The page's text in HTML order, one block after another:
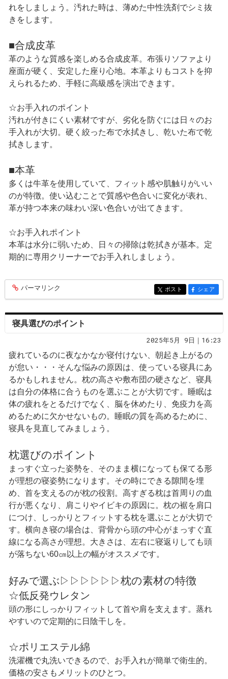
れをしましょう。汚れた時は、薄めた中性洗剤でシミ抜
きをします。
■合成皮革
革のような質感を楽しめる合成皮革。布張りソファより
座面が硬く、安定した座り心地。本革よりもコストを抑
えられるため、手軽に高級感を演出できます。
☆お手入れのポイント
汚れが付きにくい素材ですが、劣化を防ぐには日々のお
手入れが大切。硬く絞った布で水拭きし、乾いた布で乾
拭きします。
■本革
多くは牛革を使用していて、フィット感や肌触りがいい
のが特徴。使い込むことで質感や色合いに変化が表れ、
革が持つ本来の味わい深い色合いが出てきます。
☆お手入れポイント
本革は水分に弱いため、日々の掃除は乾拭きが基本。定
期的に専用クリーナーでお手入れしましょう。
entry368
パーマリンク entry368
ポスト entry368
シェア
寝具選びのポイント
2025年5月 9日｜16:23
疲れているのに夜なかなか寝付けない、朝起き上がるの
が怠い・・・そんな悩みの原因は、使っている寝具にあ
るかもしれません。枕の高さや敷布団の硬さなど、寝具
は自分の体格に合うものを選ぶことが大切です。睡眠は
体の疲れをとるだけでなく、脳を休めたり、免疫力を高
めるために欠かせないもの。睡眠の質を高めるために、
寝具を見直してみましょう。
枕選びのポイント
まっすぐ立った姿勢を、そのまま横になっても保てる形
が理想の寝姿勢になります。その時にできる隙間を埋
め、首を支えるのが枕の役割。高すぎる枕は首周りの血
行が悪くなり、肩こりやイビキの原因に。枕の裾を肩口
につけ、しっかりとフィットする枕を選ぶことが大切で
す。横向き寝の場合は、背骨から頭の中心がまっすぐ直
線になる高さが理想。大きさは、左右に寝返りしても頭
が落ちない60㎝以上の幅がオススメです。
好みで選ぶ▷▷▷▷▷▷枕の素材の特徴
☆低反発ウレタン
頭の形にしっかりフィットして首や肩を支えます。蒸れ
やすいので定期的に日陰干しを。
☆ポリエステル綿
洗濯機で丸洗いできるので、お手入れが簡単で衛生的。
価格の安さもメリットのひとつ。